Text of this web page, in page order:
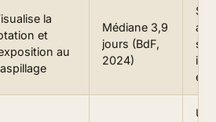
la
et
au
Médiane 3,9
jours (BdF,
2024)
Si
au-
et
Un